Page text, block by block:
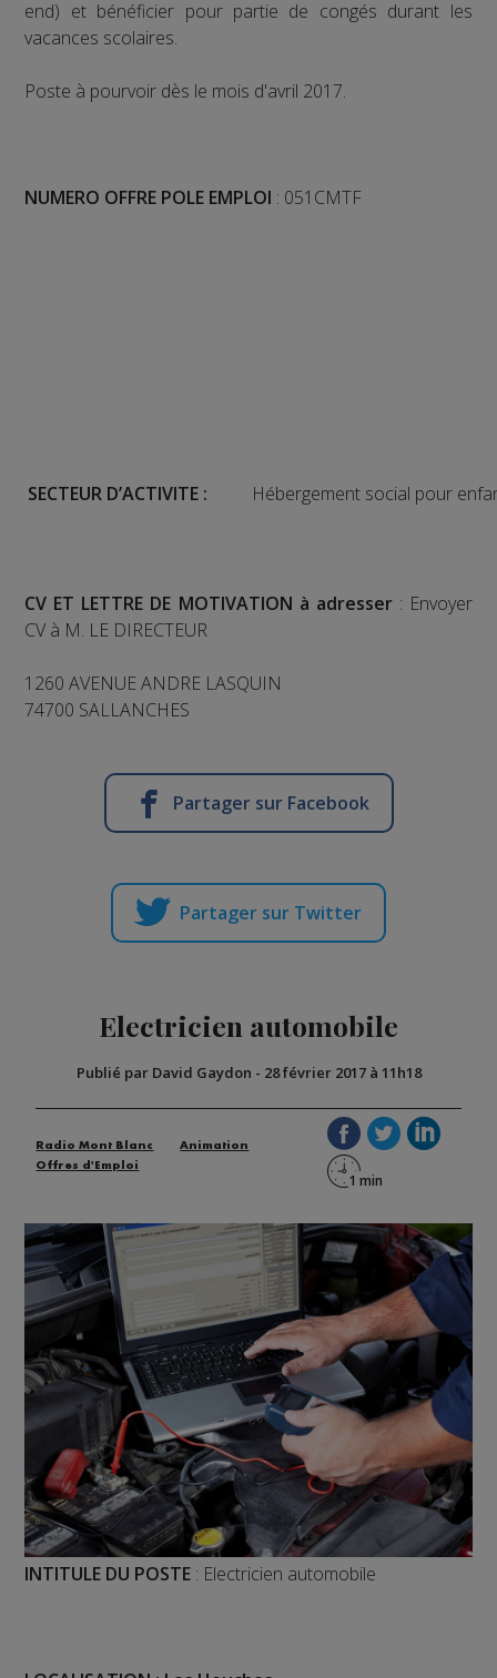
end) et bénéficier pour partie de congés durant les
vacances scolaires.
Poste à pourvoir dès le mois d'avril 2017.
NUMERO OFFRE POLE EMPLOI : 051CMTF
SECTEUR D’ACTIVITE : Hébergement social pour
CV ET LETTRE DE MOTIVATION à adresser: Envoyer
CV à M. LE DIRECTEUR
1260 AVENUE ANDRE LASQUIN
74700 SALLANCHES
Partager sur Facebook
Partager sur Twitter
Electricien automobile
Publié par David Gaydon - 28 février 2017 à 11h18
Radio Mont Blanc
Animation
Offres d'Emploi
INTITULE DU POSTE : Electricien automobile